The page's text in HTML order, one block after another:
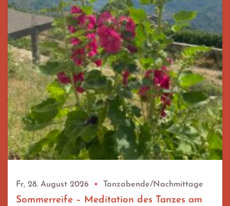
Fr, 28. August 2026 • Tanzabende/Nachmittage
Sommerreife – Meditation des Tanzes am